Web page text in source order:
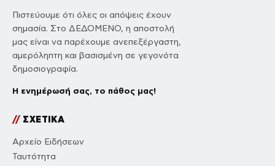
Πιστεύουμε ότι όλες οι απόψεις έχουν
σημασία. Στο ΔΕΔΟΜΕΝΟ, η αποστολή
μας είναι να παρέχουμε ανεπεξέργαστη,
αμερόληπτη και βασισμένη σε γεγονότα
δημοσιογραφία.
Η ενημέρωσή σας, το πάθος μας!
//ΣΧΕΤΙΚΑ
Αρχείο Ειδήσεων
Ταυτότητα